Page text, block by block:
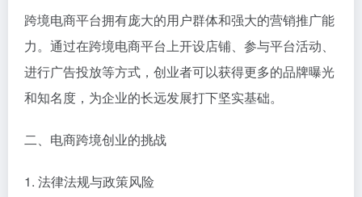
跨境电商平台拥有庞大的用户群体和强大的营销推广能
力。通过在跨境电商平台上开设店铺、参与平台活动、
进行广告投放等方式，创业者可以获得更多的品牌曝光
和知名度，为企业的长远发展打下坚实基础。
二、电商跨境创业的挑战
1. 法律法规与政策风险